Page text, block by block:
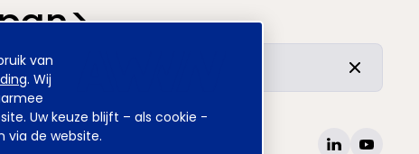
van
. Wij
Uw keuze blijft – als cookie -
via de website.
de vertrouwde inhoud is ongewijzigd.
www.awvn.nl